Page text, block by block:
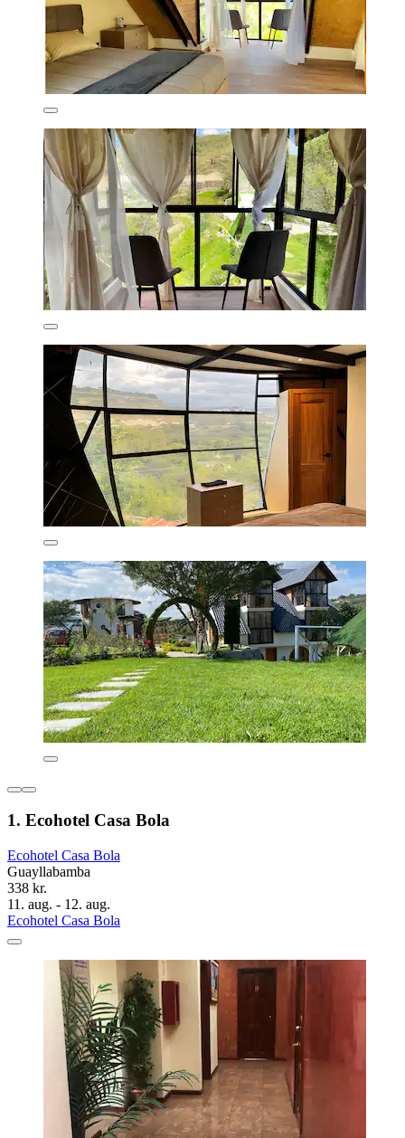
1. Ecohotel Casa Bola
Ecohotel Casa Bola
Guayllabamba
338 kr.
11. aug. - 12. aug.
Ecohotel Casa Bola